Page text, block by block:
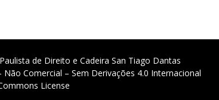
de Direito e Cadeira San Tiago Dantas
Não Comercial – Sem Derivações 4.0 Internacional
License